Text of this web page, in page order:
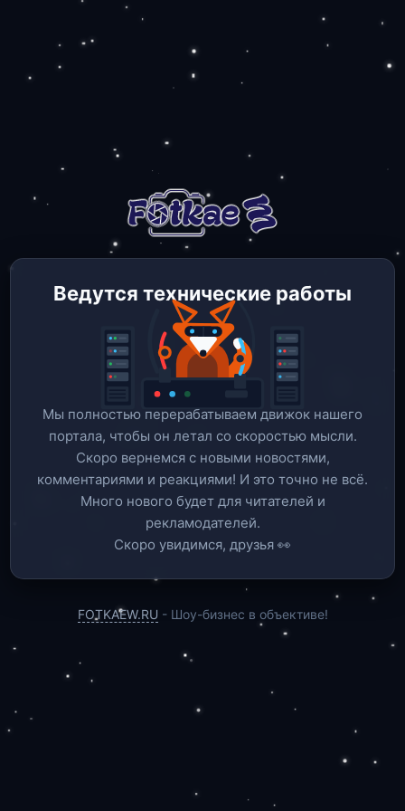
Ведутся технические работы
Мы полностью перерабатываем движок нашего
портала, чтобы он летал со скоростью мысли.
Скоро вернемся c новыми новостями,
комментариями и реакциями! И это точно не всё.
Много нового будет для читателей и
рекламодателей.
Скоро увидимся, друзья 👀
FOTKAEW.RU - Шоу-бизнес в объективе!